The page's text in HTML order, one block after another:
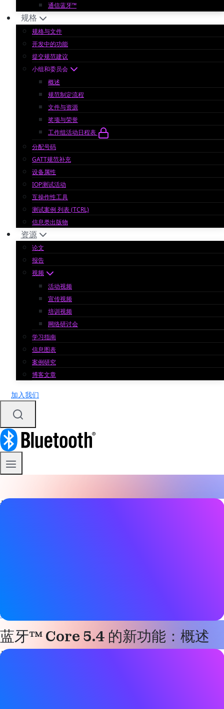
通信蓝牙™
规格
规格与文件
开发中的功能
提交规范建议
小组和委员会
概述
规范制定流程
文件与资源
奖项与荣誉
工作组活动日程表
分配号码
GATT规范补充
设备属性
IOP测试活动
互操作性工具
测试案例 列表 (TCRL)
信息类出版物
资源
论文
报告
视频
活动视频
宣传视频
培训视频
网络研讨会
学习指南
信息图表
案例研究
博客文章
加入我们
博客文章详情
devzone.nordicsemi.com
蓝牙™ Core 5.4 的新功能：概述
博客文章详情